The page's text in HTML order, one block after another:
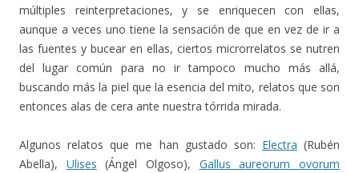
múltiples reinterpretaciones, y se enriquecen con ellas,
aunque a veces uno tiene la sensación de que en vez de ir a
las fuentes y bucear en ellas, ciertos microrrelatos se nutren
del lugar común para no ir tampoco mucho más allá,
buscando más la piel que la esencia del mito, relatos que son
entonces alas de cera ante nuestra tórrida mirada.
Algunos relatos que me han gustado son: Electra (Rubén
Abella), Ulises (Ángel Olgoso), Gallus aureorum ovorum